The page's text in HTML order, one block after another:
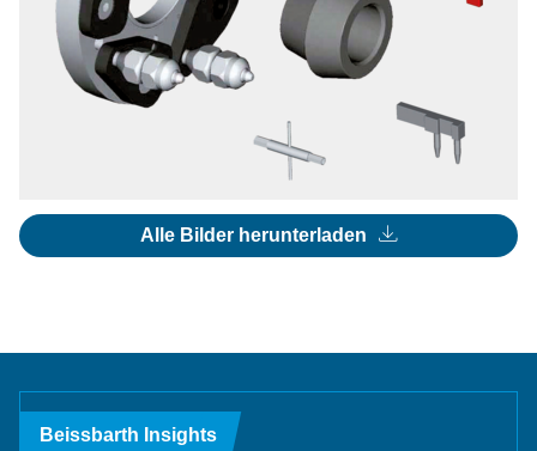
Alle Bilder herunterladen
Beissbarth Insights